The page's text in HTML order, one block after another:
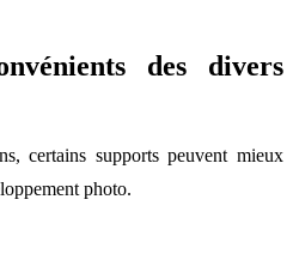
des divers
certains supports peuvent mieux
photo.